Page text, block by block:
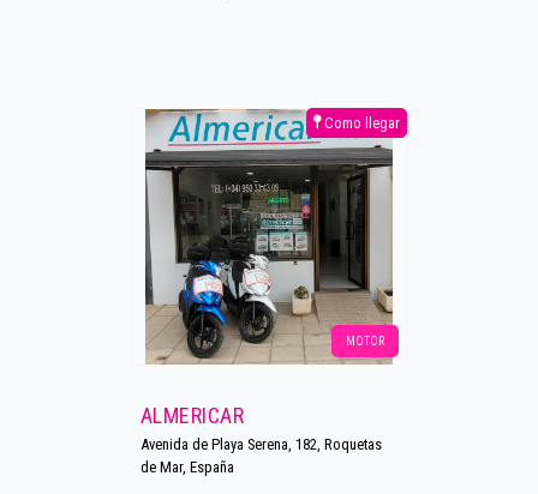
MOTOR
Como llegar
ALMERICAR
Avenida de Playa Serena, 182, Roquetas
de Mar, España